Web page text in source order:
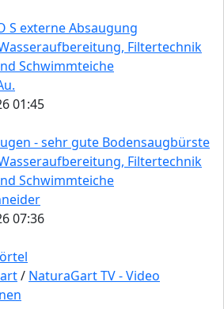
S externe Absaugung
Filtertechnik
Schwimmteiche
01:45
- sehr gute Bodensaugbürste
Filtertechnik
Schwimmteiche
07:36
/ NaturaGart TV - Video